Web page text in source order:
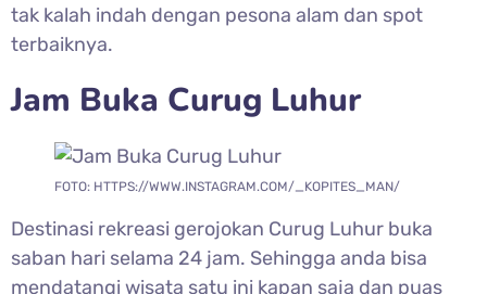
tak kalah indah dengan pesona alam dan spot
terbaiknya.
Jam Buka Curug Luhur
FOTO: HTTPS://WWW.INSTAGRAM.COM/_KOPITES_MAN/
Destinasi rekreasi gerojokan Curug Luhur buka
saban hari selama 24 jam. Sehingga anda bisa
mendatangi wisata satu ini kapan saja dan puas